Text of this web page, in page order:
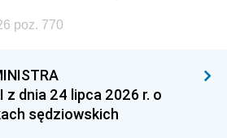
poz. 770
z dnia 24 lipca 2026 r. o
sędziowskich